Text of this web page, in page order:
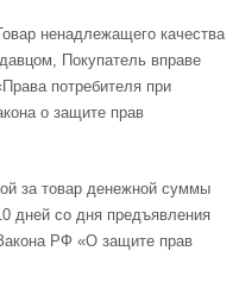
ненадлежащего качества
Покупатель вправе
потребителя при
о защите прав
за товар денежной суммы
дней со дня предъявления
РФ «О защите прав